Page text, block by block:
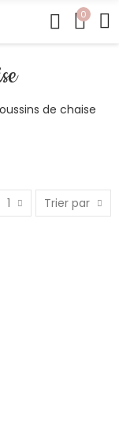
0
de chaise
1 Trier par